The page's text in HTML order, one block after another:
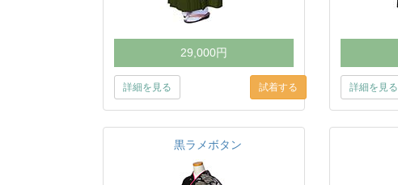
29,000円
詳細を見る 詳細を見る
黒ラメボタン